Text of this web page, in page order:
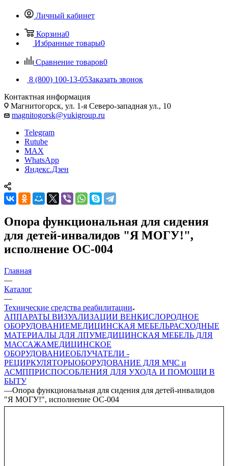
Личный кабинет
Корзина0
Избранные товары0
Сравнение товаров0
8 (800) 100-13-05Заказать звонок
Контактная информация
Магнитогорск, ул. 1-я Северо-западная ул., 10
magnitogorsk@yukigroup.ru
Telegram
Rutube
MAX
WhatsApp
Яндекс.Дзен
Опора функциональная для сидения
для детей-инвалидов "Я МОГУ!",
исполнение ОС-004
Главная
—
Каталог
—
Технические средства реабилитации
АППАРАТЫ ВИЗУАЛИЗАЦИИ ВЕНКИСЛОРОДНОЕ
ОБОРУДОВАНИЕМЕДИЦИНСКАЯ МЕБЕЛЬРАСХОДНЫЕ
МАТЕРИАЛЫ ДЛЯ ЛПУМЕДИЦИНСКАЯ МЕБЕЛЬ ДЛЯ
МАССАЖАМЕДИЦИНСКОЕ
ОБОРУДОВАНИЕОБЛУЧАТЕЛИ -
РЕЦИРКУЛЯТОРЫОБОРУДОВАНИЕ ДЛЯ МЧС и
АСМППРИСПОСОБЛЕНИЯ ДЛЯ УХОДА И ПОМОЩИ В
БЫТУ
—Опора функциональная для сидения для детей-инвалидов
"Я МОГУ!", исполнение ОС-004